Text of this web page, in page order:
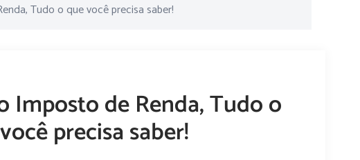
Tudo o que você precisa saber!
Imposto de Renda, Tudo o
precisa saber!